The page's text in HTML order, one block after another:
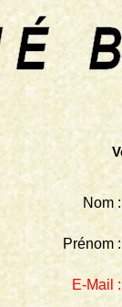
Nom
Prénom
E-Mail